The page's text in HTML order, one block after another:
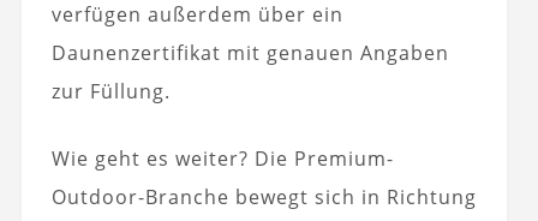
verfügen außerdem über ein
Daunenzertifikat mit genauen Angaben
zur Füllung.
Wie geht es weiter? Die Premium-
Outdoor-Branche bewegt sich in Richtung